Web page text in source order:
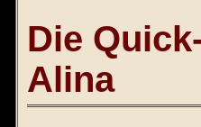
Die
Alina